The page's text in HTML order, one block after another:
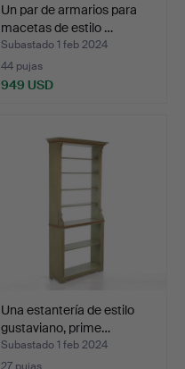
Un par de armarios para
macetas de estilo …
Subastado 1 feb 2024
44 pujas
949 USD
Una estantería de estilo
gustaviano, prime…
Subastado 1 feb 2024